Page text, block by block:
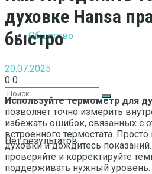
Общество
Нет результатов
духовке Hansa
быстро
20.07.2025
0 0
Используйте термометр для
позволяет точно измерить
избежать ошибок, связанных с
встроенного термостата.
духовки и дождитесь
проверяйте и корректируйте
поддерживать нужный уровень.